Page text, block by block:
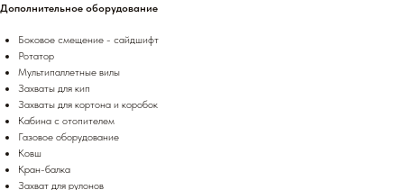
Дополнительное оборудование
Боковое смещение - сайдшифт
Ротатор
Мультипаллетные вилы
Захваты для кип
Захваты для кортона и коробок
Кабина с отопителем
Газовое оборудование
Ковш
Кран-балка
Захват для рулонов